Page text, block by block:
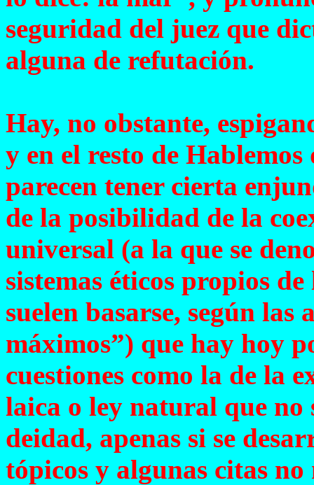
seguridad del juez que
alguna de refutación.
Hay, no obstante,
y en el resto de
parecen tener cierta
de la posibilidad de la
universal (a la que se
sistemas éticos propios
suelen basarse, según las
máximos”) que hay hoy
cuestiones como la de la
laica o ley natural que no
deidad, apenas si se
tópicos y algunas citas